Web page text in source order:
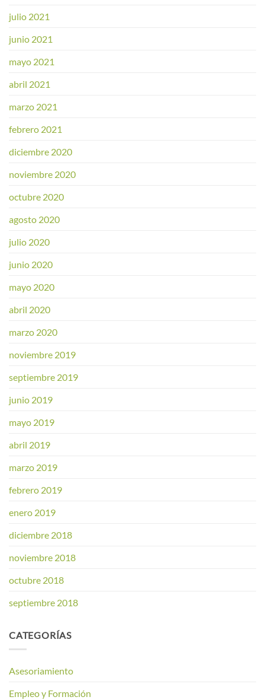
julio 2021
junio 2021
mayo 2021
abril 2021
marzo 2021
febrero 2021
diciembre 2020
noviembre 2020
octubre 2020
agosto 2020
julio 2020
junio 2020
mayo 2020
abril 2020
marzo 2020
noviembre 2019
septiembre 2019
junio 2019
mayo 2019
abril 2019
marzo 2019
febrero 2019
enero 2019
diciembre 2018
noviembre 2018
octubre 2018
septiembre 2018
CATEGORÍAS
Asesoriamiento
Empleo y Formación